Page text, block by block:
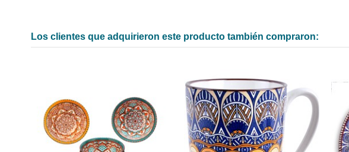
Los clientes que adquirieron este producto también compraron: